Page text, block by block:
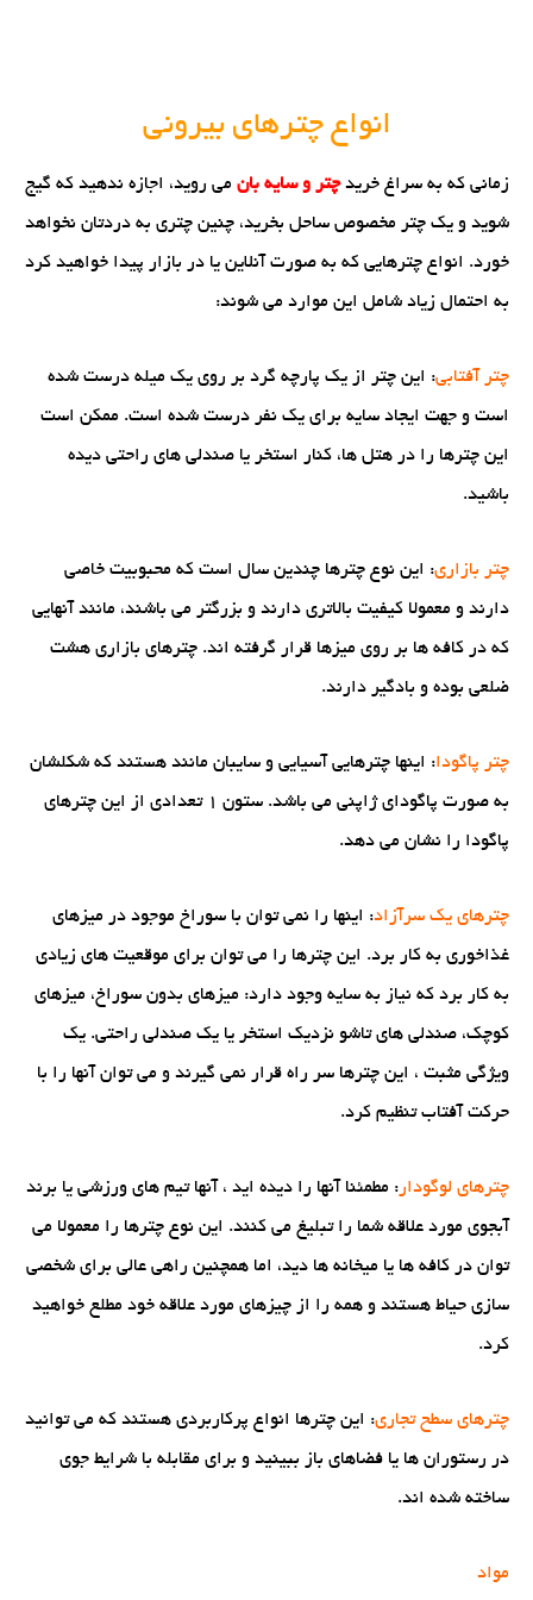
انواع چترهای بیرونی
زمانی که به سراغ خریدچتر و سایه بان می روید، اجازه ندهید که گیج
شوید و یک چتر مخصوص ساحل بخرید، چنین چتری به دردتان نخواهد
خورد. انواع چترهایی که به صورت آنلاین یا در بازار پیدا خواهید کرد
به احتمال زیاد شامل این موارد می شوند:
چتر آفتابی: این چتر از یک پارچه گرد بر روی یک میله درست شده
است و جهت ایجاد سایه برای یک نفر درست شده است. ممکن است
این چترها را در هتل ها، کنار استخر یا صندلی های راحتی دیده
باشید.
چتر بازاری: این نوع چترها چندین سال است که محبوبیت خاصی
دارند و معمولا کیفیت بالاتری دارند و بزرگتر می باشند، مانند آنهایی
که در کافه ها بر روی میزها قرار گرفته اند. چترهای بازاری هشت
ضلعی بوده و بادگیر دارند.
چتر پاگودا: اینها چترهایی آسیایی و سایبان مانند هستند که شکلشان
به صورت پاگودای ژاپنی می باشد. ستون 1 تعدادی از این چترهای
پاگودا را نشان می دهد.
چترهای یک سرآزاد: اینها را نمی توان با سوراخ موجود در میزهای
غذاخوری به کار برد. این چترها را می توان برای موقعیت های زیادی
به کار برد که نیاز به سایه وجود دارد: میزهای بدون سوراخ، میزهای
کوچک، صندلی های تاشو نزدیک استخر یا یک صندلی راحتی. یک
ویژگی مثبت ، این چترها سر راه قرار نمی گیرند و می توان آنها را با
حرکت آفتاب تنظیم کرد.
چترهای لوگودار: مطمئنا آنها را دیده اید ، آنها تیم های ورزشی یا برند
آبجوی مورد علاقه شما را تبلیغ می کنند. این نوع چترها را معمولا می
توان در کافه ها یا میخانه ها دید، اما همچنین راهی عالی برای شخصی
سازی حیاط هستند و همه را از چیزهای مورد علاقه خود مطلع خواهید
کرد.
چترهای سطح تجاری: این چترها انواع پرکاربردی هستند که می توانید
در رستوران ها یا فضاهای باز ببینید و برای مقابله با شرایط جوی
ساخته شده اند.
مواد